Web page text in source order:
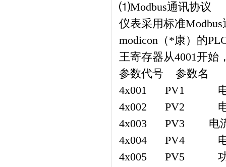
⑴Modbus通讯协议
仪表采用标准Modbus
modicon（*康） 的
王寄存器从4001开始
参数代号
参数名
4x001 PV1
4x002 PV2
4x003 PV3 电
4x004 PV4
4x005 PV5